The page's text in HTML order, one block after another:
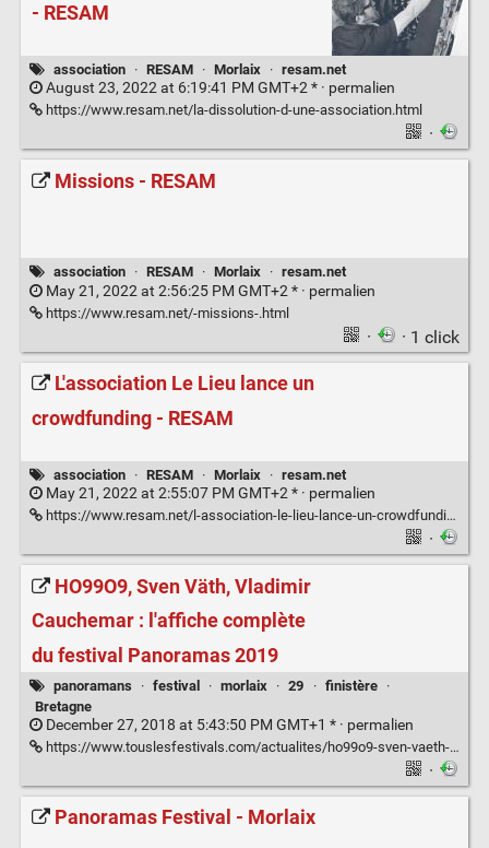
- RESAM
association · RESAM · Morlaix · resam.net
August 23, 2022 at 6:19:41 PM GMT+2 * · permalien
https://www.resam.net/la-dissolution-d-une-association.html
·
Missions - RESAM
association · RESAM · Morlaix · resam.net
May 21, 2022 at 2:56:25 PM GMT+2 * · permalien
https://www.resam.net/-missions-.html
· · 1 click
L'association Le Lieu lance un
crowdfunding - RESAM
association · RESAM · Morlaix · resam.net
May 21, 2022 at 2:55:07 PM GMT+2 * · permalien
https://www.resam.net/l-association-le-lieu-lance-un-crowdfunding.html
·
HO99O9, Sven Väth, Vladimir
Cauchemar : l'affiche complète
du festival Panoramas 2019
panoramans · festival · morlaix · 29 · finistère
·
Bretagne
December 27, 2018 at 5:43:50 PM GMT+1 * · permalien
https://www.touslesfestivals.com/actualites/ho99o9-sven-vaeth-vladimir-cauchemar-laffiche-complete-du-festival-panoramas-2019-301118
·
Panoramas Festival - Morlaix